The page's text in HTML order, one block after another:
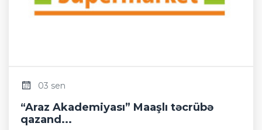
03 sen
“Araz Akademiyası” Maaşlı təcrübə
qazand...